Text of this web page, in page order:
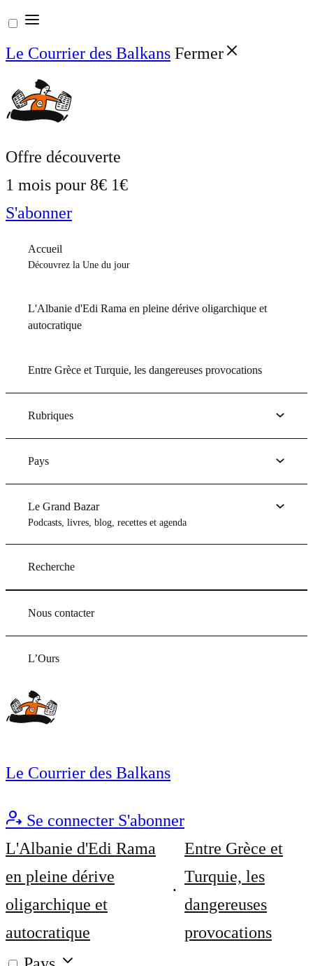
Aller
au
contenu
Le Courrier des Balkans Fermer
Offre découverte
1 mois pour 8€ 1€
S'abonner
Accueil
Découvrez la Une du jour
L'Albanie d'Edi Rama en pleine dérive oligarchique et
autocratique
Entre Grèce et Turquie, les dangereuses provocations
Rubriques
Pays
Le Grand Bazar
Podcasts, livres, blog, recettes et agenda
Recherche
Nous contacter
L’Ours
Le Courrier des Balkans
Se connecter S'abonner
L'Albanie d'Edi Rama
en pleine dérive
oligarchique et
autocratique
Entre Grèce et
Turquie, les
dangereuses
provocations